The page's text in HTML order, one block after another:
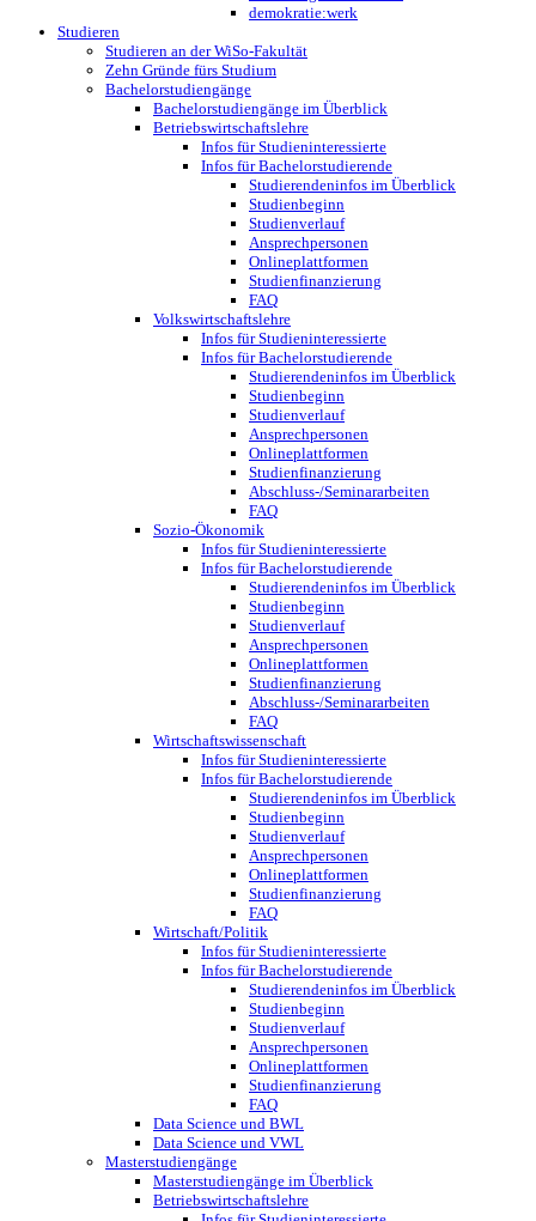
demokratie:werk
Studieren
Studieren an der WiSo-Fakultät
Zehn Gründe fürs Studium
Bachelorstudiengänge
Bachelorstudiengänge im Überblick
Betriebswirtschaftslehre
Infos für Studieninteressierte
Infos für Bachelorstudierende
Studierendeninfos im Überblick
Studienbeginn
Studienverlauf
Ansprechpersonen
Onlineplattformen
Studienfinanzierung
FAQ
Volkswirtschaftslehre
Infos für Studieninteressierte
Infos für Bachelorstudierende
Studierendeninfos im Überblick
Studienbeginn
Studienverlauf
Ansprechpersonen
Onlineplattformen
Studienfinanzierung
Abschluss-/Seminararbeiten
FAQ
Sozio-Ökonomik
Infos für Studieninteressierte
Infos für Bachelorstudierende
Studierendeninfos im Überblick
Studienbeginn
Studienverlauf
Ansprechpersonen
Onlineplattformen
Studienfinanzierung
Abschluss-/Seminararbeiten
FAQ
Wirtschaftswissenschaft
Infos für Studieninteressierte
Infos für Bachelorstudierende
Studierendeninfos im Überblick
Studienbeginn
Studienverlauf
Ansprechpersonen
Onlineplattformen
Studienfinanzierung
FAQ
Wirtschaft/Politik
Infos für Studieninteressierte
Infos für Bachelorstudierende
Studierendeninfos im Überblick
Studienbeginn
Studienverlauf
Ansprechpersonen
Onlineplattformen
Studienfinanzierung
FAQ
Data Science und BWL
Data Science und VWL
Masterstudiengänge
Masterstudiengänge im Überblick
Betriebswirtschaftslehre